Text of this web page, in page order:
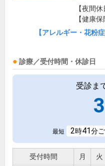
【夜間
【健康保
【アレルギー・花粉
診療／受付時間・休診日
受診ま
最短 2時41分
受付時間 月 火